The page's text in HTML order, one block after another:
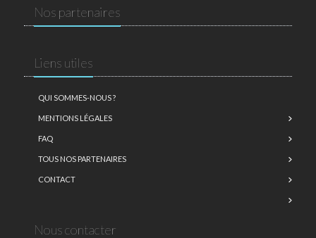
Nos partenaires
Liens utiles
QUI SOMMES-NOUS ?
MENTIONS LÉGALES
FAQ
TOUS NOS PARTENAIRES
CONTACT
Nous contacter